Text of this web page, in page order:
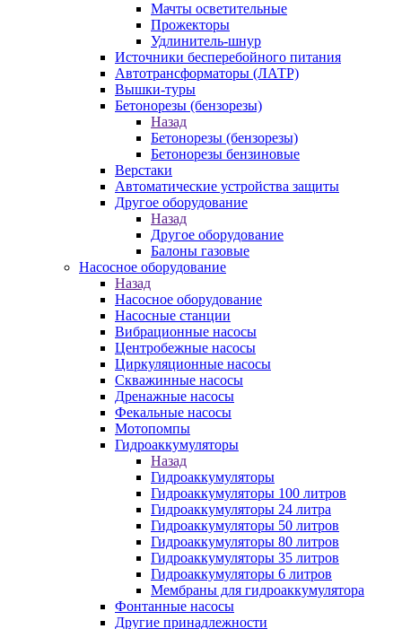
Мачты осветительные
Прожекторы
Удлинитель-шнур
Источники бесперебойного питания
Автотрансформаторы (ЛАТР)
Вышки-туры
Бетонорезы (бензорезы)
Назад
Бетонорезы (бензорезы)
Бетонорезы бензиновые
Верстаки
Автоматические устройства защиты
Другое оборудование
Назад
Другое оборудование
Балоны газовые
Насосное оборудование
Назад
Насосное оборудование
Насосные станции
Вибрационные насосы
Центробежные насосы
Циркуляционные насосы
Скважинные насосы
Дренажные насосы
Фекальные насосы
Мотопомпы
Гидроаккумуляторы
Назад
Гидроаккумуляторы
Гидроаккумуляторы 100 литров
Гидроаккумуляторы 24 литра
Гидроаккумуляторы 50 литров
Гидроаккумуляторы 80 литров
Гидроаккумуляторы 35 литров
Гидроаккумуляторы 6 литров
Мембраны для гидроаккумулятора
Фонтанные насосы
Другие принадлежности